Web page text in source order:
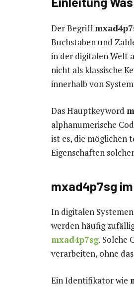
Der Begriff
Buchstaben und
in der digitalen Welt
nicht als klassische
innerhalb von
Das Hauptkeyword
alphanumerische
ist es, die möglichen
Eigenschaften
mxad4p7sg
In digitalen
werden häufig
mxad4p7sg. Solche
verarbeiten, ohne
Ein Identifikator wie